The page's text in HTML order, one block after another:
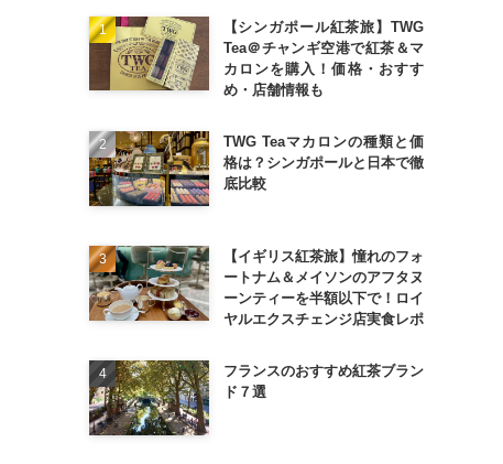
【シンガポール紅茶旅】TWG
Tea＠チャンギ空港で紅茶＆マ
カロンを購入！価格・おすす
め・店舗情報も
TWG Teaマカロンの種類と価
格は？シンガポールと日本で徹
底比較
【イギリス紅茶旅】憧れのフォ
ートナム＆メイソンのアフタヌ
ーンティーを半額以下で！ロイ
ヤルエクスチェンジ店実食レポ
フランスのおすすめ紅茶ブラン
ド７選